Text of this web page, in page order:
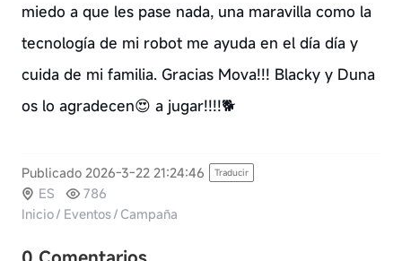
miedo a que les pase nada, una maravilla como la
tecnología de mi robot me ayuda en el día día y
cuida de mi familia. Gracias Mova!!! Blacky y Duna
os lo agradecen😍 a jugar!!!!🐕
Publicado 2026-3-22 21:24:46 Traducir
ES
786
Inicio/ Eventos/ Campaña